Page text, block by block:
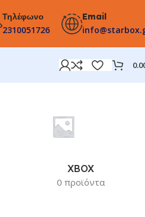
Τηλέφωνο
2310051726
Email
XBOX
0 προϊόντα